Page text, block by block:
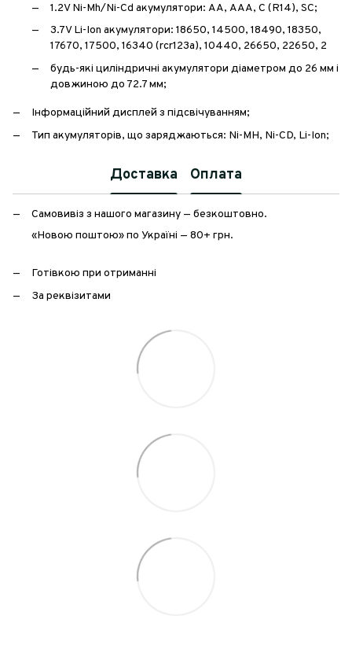
1.2V Ni-Mh/Ni-Cd акумулятори: АА, ААА, С (R14), SC;
3.7V Li-Ion акумулятори: 18650, 14500, 18490, 18350,
17670, 17500, 16340 (rcr123a), 10440, 26650, 22650, 2
будь-які циліндричні акумулятори діаметром до 26 мм і
довжиною до 72.7 мм;
Інформаційний дисплей з підсвічуванням;
Тип акумуляторів, що заряджаються: Ni-MH, Ni-CD, Li-Ion;
Доставка Оплата
Самовивіз з нашого магазину — безкоштовно.
«Новою поштою» по Україні — 80+ грн.
Готівкою при отриманні
За реквізитами